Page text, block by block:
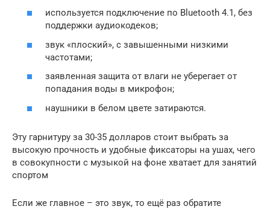
используется подключение по Bluetooth 4.1, без
поддержки аудиокодеков;
звук «плоский», с завышенными низкими
частотами;
заявленная защита от влаги не уберегает от
попадания воды в микрофон;
наушники в белом цвете затираются.
Эту гарнитуру за 30-35 долларов стоит выбрать за
высокую прочность и удобные фиксаторы на ушах, чего
в совокупности с музыкой на фоне хватает для занятий
спортом
Если же главное – это звук, то ещё раз обратите